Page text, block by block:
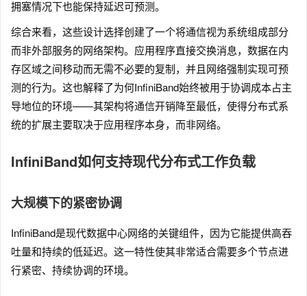
拥塞情况下也能保持延迟可预测。
综合来看，这些设计选择创建了一个将通信视为系统组成部分
而非外部服务的网络架构。应用程序直接交换消息，数据在内
存区域之间移动而无需不必要的复制，并且网络强制实现可预
测的行为。这也解释了为何InfiniBand始终被用于协调成本占主
导地位的环境——其架构将通信开销降至最低，使得分布式系
统的扩展主要取决于应用程序本身，而非网络。
InfiniBand如何支持现代分布式工作负载
大规模下的紧密协调
InfiniBand是现代数据中心网络的关键组件，因为它能提供高吞
吐量和持续的低延迟。这一特性使其非常适合需要多个节点进
行紧密、持续协调的环境。